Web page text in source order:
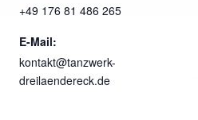
+49 176 81 486 265
E-Mail:
kontakt@tanzwerk-
dreilaendereck.de